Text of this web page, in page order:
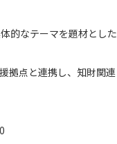
的なテーマを題材とした
拠点と連携し、知財関連